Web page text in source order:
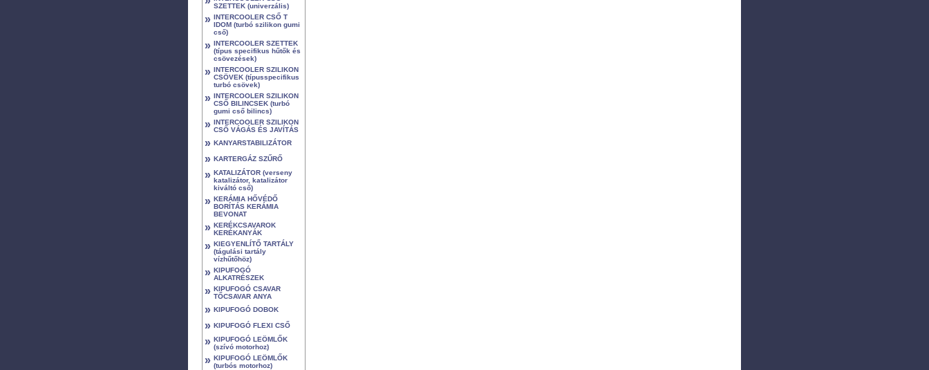
SZETTEK (univerzális)
» INTERCOOLER CSŐ T
IDOM (turbó szilikon gumi
cső)
» INTERCOOLER SZETTEK
(típus specifikus hűtők és
csövezések)
» INTERCOOLER SZILIKON
CSÖVEK (típusspecifikus
turbó csövek)
» INTERCOOLER SZILIKON
CSŐ BILINCSEK (turbó
gumi cső bilincs)
» INTERCOOLER SZILIKON
CSŐ VÁGÁS ÉS JAVÍTÁS
» KANYARSTABILIZÁTOR
» KARTERGÁZ SZŰRŐ
» KATALIZÁTOR (verseny
katalizátor, katalizátor
kiváltó cső)
» KERÁMIA HŐVÉDŐ
BORÍTÁS KERÁMIA
BEVONAT
» KERÉKCSAVAROK
KERÉKANYÁK
» KIEGYENLÍTŐ TARTÁLY
(tágulási tartály
vízhűtőhöz)
» KIPUFOGÓ
ALKATRÉSZEK
» KIPUFOGÓ CSAVAR
TŐCSAVAR ANYA
» KIPUFOGÓ DOBOK
» KIPUFOGÓ FLEXI CSŐ
» KIPUFOGÓ LEÖMLŐK
(szívó motorhoz)
» KIPUFOGÓ LEÖMLŐK
(turbós motorhoz)